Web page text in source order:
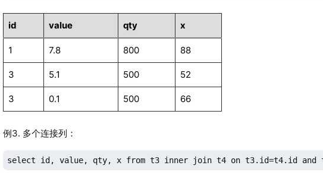
id value qty x
1 7.8 800 88
3 5.1 500 52
3 0.1 500 66
例3. 多个连接列：
select id, value, qty, x from t3 inner join t4 on t3.id=t4.id and